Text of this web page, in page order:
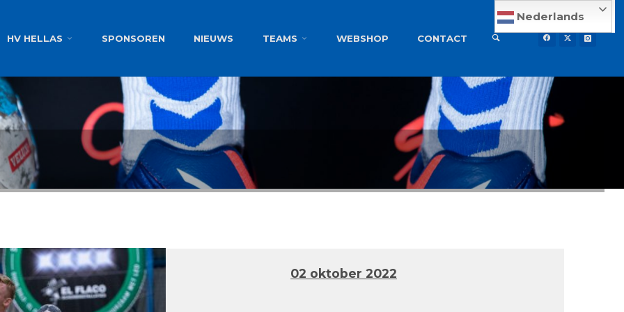
HV HELLAS SPONSOREN NIEUWS TEAMS WEBSHOP CONTACT
Nederlands
02 oktober 2022